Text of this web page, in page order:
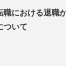
職における退職
ついて